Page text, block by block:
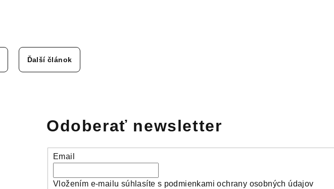
Ďalší článok
Odoberať newsletter
Email
Vložením e-mailu súhlasíte s podmienkami ochrany osobných údajov